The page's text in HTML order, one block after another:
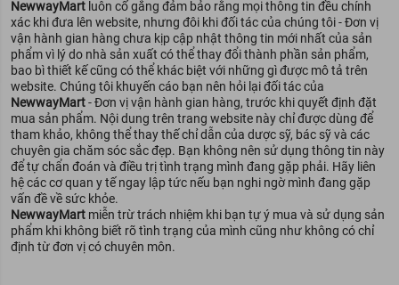
NewwayMart luôn cố gắng đảm bảo rằng mọi thông tin đều chính
xác khi đưa lên website, nhưng đôi khi đối tác của chúng tôi - Đơn vị
vận hành gian hàng chưa kịp cập nhật thông tin mới nhất của sản
phẩm vì lý do nhà sản xuất có thể thay đổi thành phần sản phẩm,
bao bì thiết kế cũng có thể khác biệt với những gì được mô tả trên
website. Chúng tôi khuyến cáo bạn nên hỏi lại đối tác của
NewwayMart- Đơn vị vận hành gian hàng, trước khi quyết định đặt
mua sản phẩm. Nội dung trên trang website này chỉ được dùng để
tham khảo, không thể thay thế chỉ dẫn của dược sỹ, bác sỹ và các
chuyên gia chăm sóc sắc đẹp. Bạn không nên sử dụng thông tin này
để tự chẩn đoán và điều trị tình trạng mình đang gặp phải. Hãy liên
hệ các cơ quan y tế ngay lập tức nếu bạn nghi ngờ mình đang gặp
vấn đề về sức khỏe.
NewwayMart miễn trừ trách nhiệm khi bạn tự ý mua và sử dụng sản
phẩm khi không biết rõ tình trạng của mình cũng như không có chỉ
định từ đơn vị có chuyên môn.